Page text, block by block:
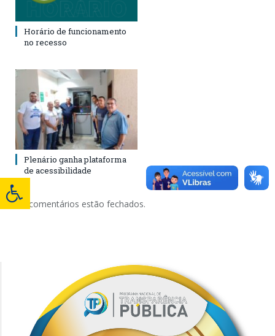
Horário de funcionamento
no recesso
Plenário ganha plataforma
de acessibilidade
Os comentários estão fechados.